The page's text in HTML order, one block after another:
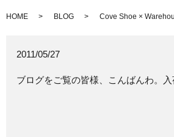
HOME BLOG Cove Shoe ×
2011/05/27
ブログをご覧の皆様、こんばんわ。入